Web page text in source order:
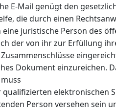
E-Mail genügt den
die durch einen
juristische Person des
der von ihr zur Erfüllung
Dokument einzureichen.
qualifizierten elektronischen
Person versehen sein